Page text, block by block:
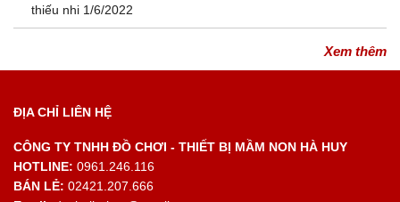
thiếu nhi 1/6/2022
Xem thêm
ĐỊA CHỈ LIÊN HỆ
CÔNG TY TNHH ĐỒ CHƠI - THIẾT BỊ MẦM NON HÀ HUY
HOTLINE: 0961.246.116
BÁN LẺ: 02421.207.666